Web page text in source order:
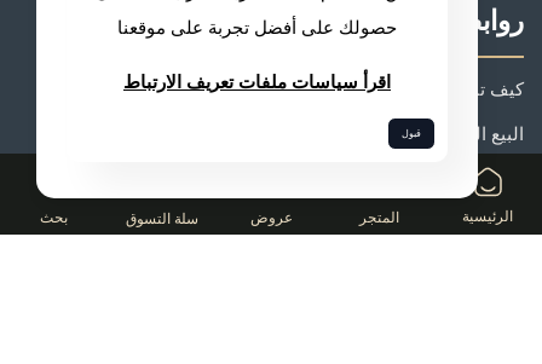
روابط مفيدة
كيف تنضم إلى ارفيا الطبيعة ؟
البيع المباشر: كيف تنجح ؟
نظام الدخل والمكافآت
فضاء الشركاء
حصولك على أفضل تجربة على موقعنا
اقرأ سياسات ملفات تعريف الارتباط
قبول
الرئيسية المتجر عروض سلة التسوق بحث